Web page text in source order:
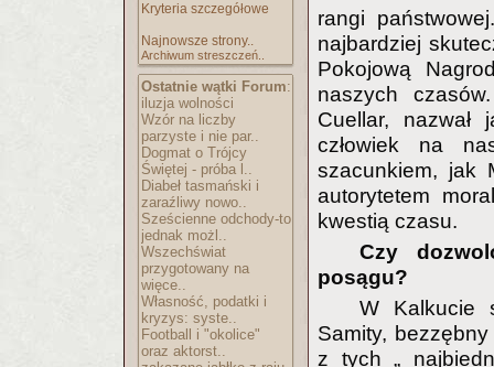
Kryteria szczegółowe
Najnowsze strony..
Archiwum streszczeń..
Ostatnie wątki Forum:
iluzja wolności
Wzór na liczby
parzyste i nie par..
Dogmat o Trójcy
Świętej - próba l..
Diabeł tasmański i
zaraźliwy nowo..
Sześcienne odchody-to
jednak możl..
Wszechświat
przygotowany na
więce..
Własność, podatki i
kryzys: syste..
Football i "okolice"
oraz aktorst..
rangi
najbardziej
Pokojową
naszych
Cuellar, nazwał
człowiek na
szacunkiem, jak
autorytetem
kwestią czasu.
Czy
posągu?
W Kalkucie
Samity,
z tych „